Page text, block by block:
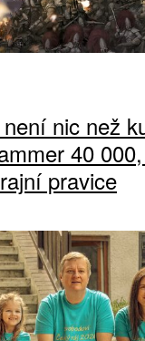
nic než
40
pravice